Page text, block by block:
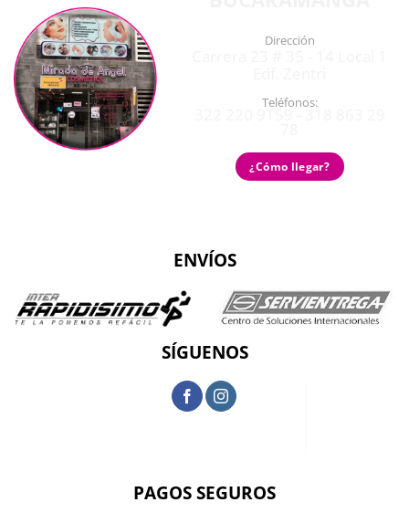
Dirección
Teléfonos:
¿Cómo llegar?
ENVÍOS
SÍGUENOS
PAGOS SEGUROS